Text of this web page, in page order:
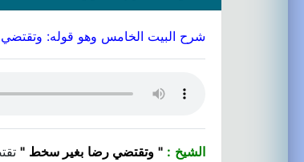
شرح البيت الخامس وهو قوله:
الشيخ : " وتقتضي رضا بغير سخط "